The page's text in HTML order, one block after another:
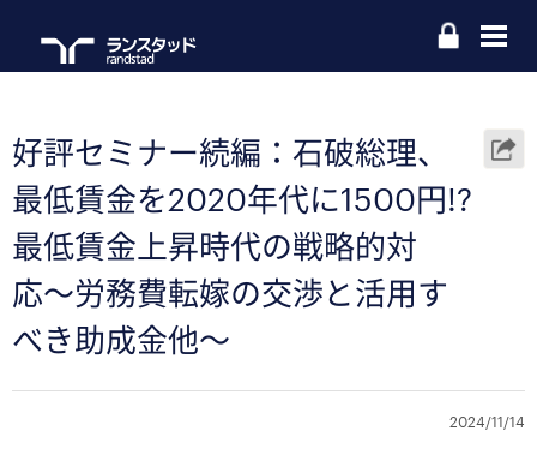
好評セミナー続編：石破総理、
最低賃金を2020年代に1500円!?
最低賃金上昇時代の戦略的対
応〜労務費転嫁の交渉と活用す
べき助成金他〜
2024/11/14